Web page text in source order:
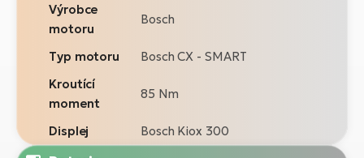
Výrobce
motoru
Bosch
Typ motoru
Bosch CX - SMART
Kroutící
moment
85 Nm
Displej Bosch Kiox 300